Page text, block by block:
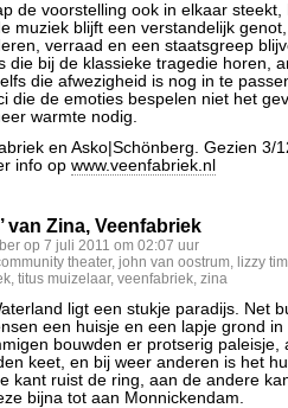
de voorstelling ook in elkaar
muziek blijft een verstandelijk
verraad en een staatsgreep
die bij de klassieke tragedie horen,
die afwezigheid is nog in te
die de emoties bespelen niet het
warmte nodig.
en Asko|Schönberg. Gezien 3/
info op www.veenfabriek.nl
van Zina, Veenfabriek
op 7 juli 2011 om 02:07 uur
theater, john van oostrum, lizzy
, titus muizelaar, veenfabriek, zina
ligt een stukje paradijs. Net
een huisje en een lapje grond
bouwden er protserig paleisje,
keet, en bij weer anderen is het
kant ruist de ring, aan de andere
bijna tot aan Monnickendam.